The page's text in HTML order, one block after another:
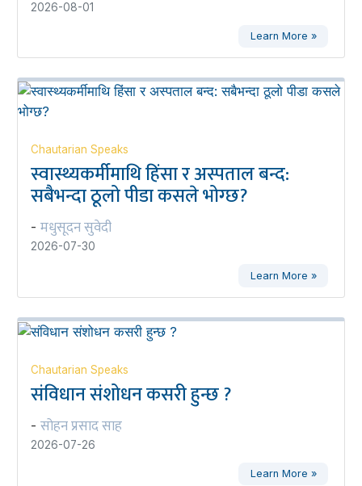
2026-08-01
Learn More »
Chautarian Speaks
स्वास्थ्यकर्मीमाथि हिंसा र अस्पताल बन्द:
सबैभन्दा ठूलो पीडा कसले भोग्छ?
- मधुसूदन सुवेदी
2026-07-30
Learn More »
Chautarian Speaks
संविधान संशोधन कसरी हुन्छ ?
- सोहन प्रसाद साह
2026-07-26
Learn More »